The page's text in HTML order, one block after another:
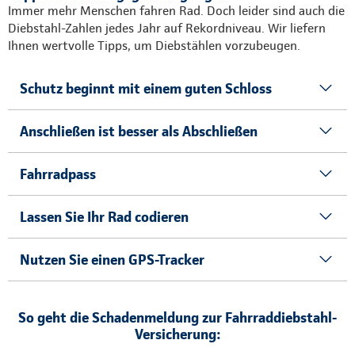
Immer mehr Menschen fahren Rad. Doch leider sind auch die
Diebstahl-Zahlen jedes Jahr auf Rekordniveau. Wir liefern
Ihnen wertvolle Tipps, um Diebstählen vorzubeugen.
Schutz beginnt mit einem guten Schloss
Anschließen ist besser als Abschließen
Fahrradpass
Lassen Sie Ihr Rad codieren
Nutzen Sie einen GPS-Tracker
So geht die Schadenmeldung zur Fahrraddiebstahl-
Versicherung: